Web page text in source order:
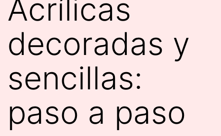
Acrílicas
decoradas y
sencillas:
paso a paso